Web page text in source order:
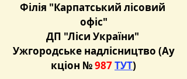
Філія "Карпатський лісовий
офіс"
ДП "Ліси України"
Ужгородське надлісництво (Ау
кціон № 987 ТУТ)